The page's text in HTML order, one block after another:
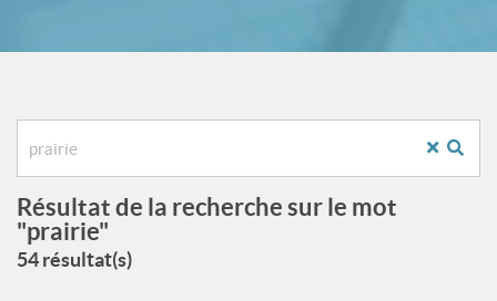
Résultat de la recherche sur le mot
"prairie"
54 résultat(s)